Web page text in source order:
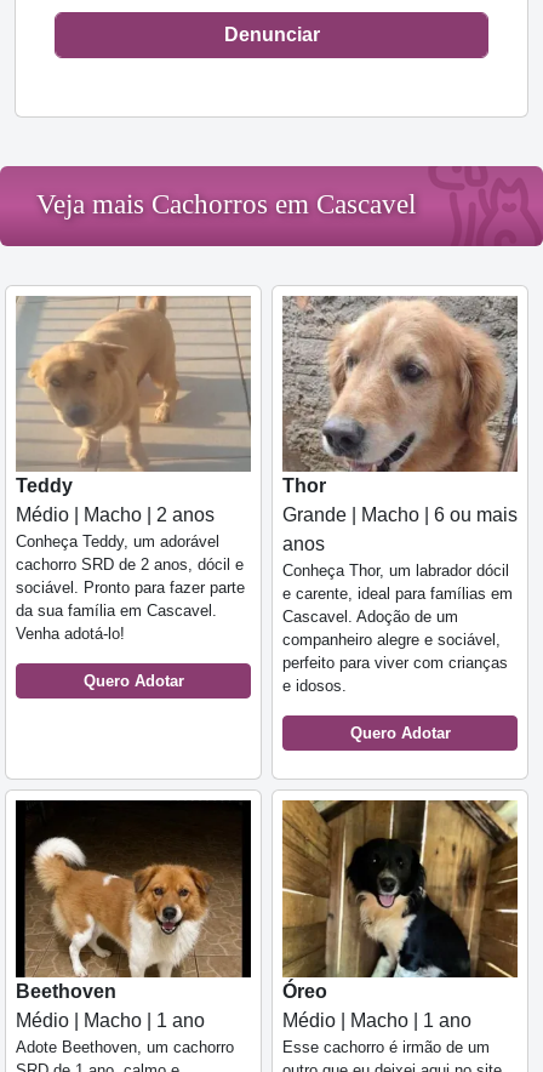
Denunciar
Veja mais Cachorros em Cascavel
Teddy
Médio | Macho | 2 anos
Conheça Teddy, um adorável
cachorro SRD de 2 anos, dócil e
sociável. Pronto para fazer parte
da sua família em Cascavel.
Venha adotá-lo!
Quero Adotar
Thor
Grande | Macho | 6 ou mais
anos
Conheça Thor, um labrador dócil
e carente, ideal para famílias em
Cascavel. Adoção de um
companheiro alegre e sociável,
perfeito para viver com crianças
e idosos.
Quero Adotar
Beethoven
Médio | Macho | 1 ano
Adote Beethoven, um cachorro
Óreo
Médio | Macho | 1 ano
Esse cachorro é irmão de um